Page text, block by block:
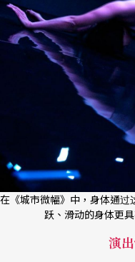
在《城市微幅》中，身体通
跃、滑动的身体更
演